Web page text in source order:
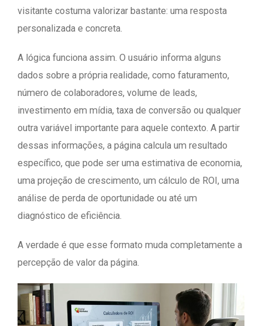
visitante costuma valorizar bastante: uma resposta
personalizada e concreta.
A lógica funciona assim. O usuário informa alguns
dados sobre a própria realidade, como faturamento,
número de colaboradores, volume de leads,
investimento em mídia, taxa de conversão ou qualquer
outra variável importante para aquele contexto. A partir
dessas informações, a página calcula um resultado
específico, que pode ser uma estimativa de economia,
uma projeção de crescimento, um cálculo de ROI, uma
análise de perda de oportunidade ou até um
diagnóstico de eficiência.
A verdade é que esse formato muda completamente a
percepção de valor da página.